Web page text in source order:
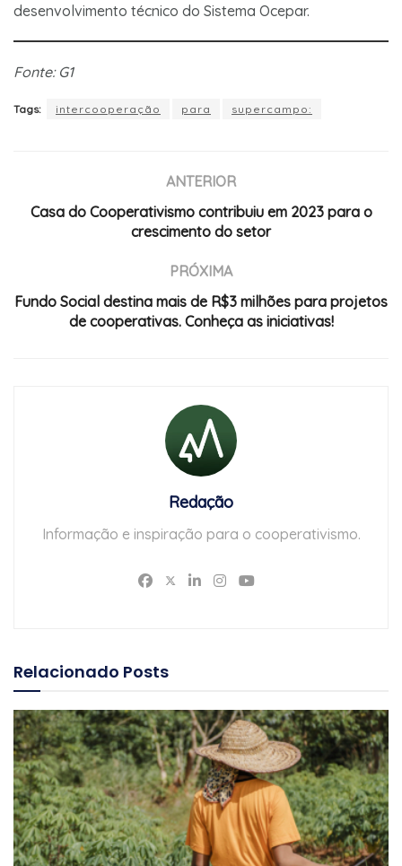
desenvolvimento técnico do Sistema Ocepar.
Fonte: G1
Tags: intercooperação para supercampo:
ANTERIOR
Casa do Cooperativismo contribuiu em 2023 para o
crescimento do setor
PRÓXIMA
Fundo Social destina mais de R$3 milhões para projetos
de cooperativas. Conheça as iniciativas!
Redação
Informação e inspiração para o cooperativismo.
Relacionado Posts